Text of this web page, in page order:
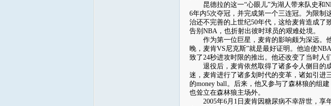
昆德拉的这一“心眼儿”为湖人带来队史和
6年内5次夺冠，并完成第一个三连冠。为限制
治还不完善的上世纪50年代，这给麦肯造成了
告别NBA，也折射出彼时球员的艰难处境。
作为第一位巨星，麦肯的影响颇为深远。他
晚，麦肯VS尼克斯”就是最好证明。他迫使
致了24秒进攻时限的推出。他还改变了当时人
退役后，麦肯依然取得了诸多令人侧目的成
迷，麦肯进行了诸多划时代的变革，诸如引进
的money ball。后来，他又参与了森林狼的组
也耸立在森林狼主场外。
2005年6月1日麦肯因糖尿病不幸辞世，享